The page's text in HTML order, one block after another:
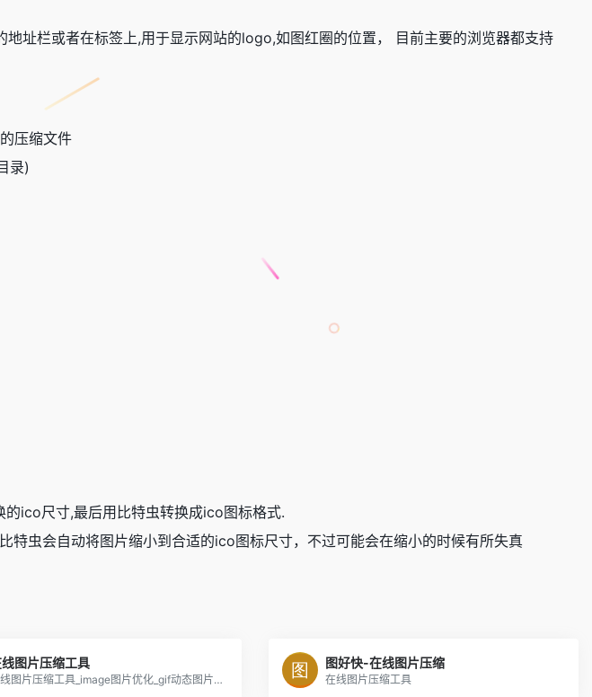
址栏或者在标签上,用于显示网站的logo,如图红圈的位置， 目前主要的浏览器都支持
压缩文件
录)
ico尺寸,最后用比特虫转换成ico图标格式.
特虫会自动将图片缩小到合适的ico图标尺寸，不过可能会在缩小的时候有所失真
图片压缩工具
在线图片压缩工具_image图片优化_gif动态图片压缩_png透明图片压缩_jpg图片压缩
图好快-在线图片压缩
在线图片压缩工具